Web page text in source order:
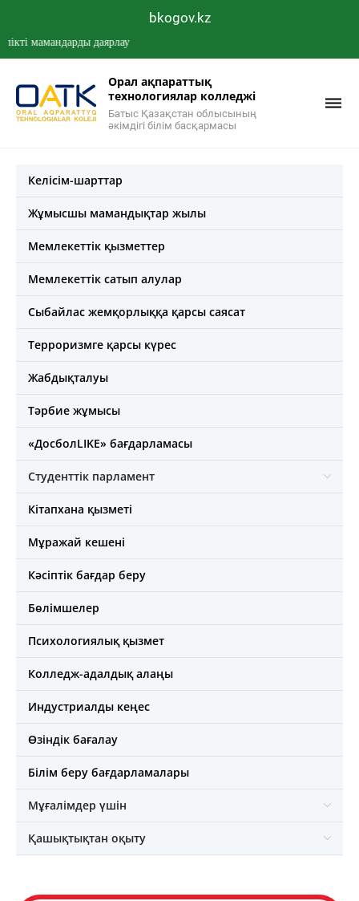
bkogov.kz
даярлау
Орал ақпараттық
технологиялар колледжі
Батыс Қазақстан облысының
әкімдігі білім басқармасы
Келісім-шарттар
Жұмысшы мамандықтар жылы
Мемлекеттік қызметтер
Мемлекеттік сатып алулар
Сыбайлас жемқорлыққа қарсы саясат
Терроризмге қарсы күрес
Жабдықталуы
Тәрбие жұмысы
«ДосболLIKE» бағдарламасы
Студенттік парламент
Кітапхана қызметі
Мұражай кешені
Кәсіптік бағдар беру
Бөлімшелер
Психологиялық қызмет
Колледж-адалдық алаңы
Индустриалды кеңес
Өзіндік бағалау
Білім беру бағдарламалары
Мұғалімдер үшін
Қашықтықтан оқыту